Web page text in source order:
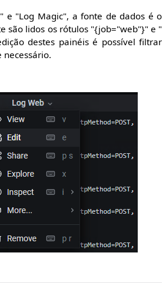
e "Log Magic", a fonte de dados é o
são lidos os rótulos "{job="web"}" e "
destes painéis é possível filtrar
necessário.